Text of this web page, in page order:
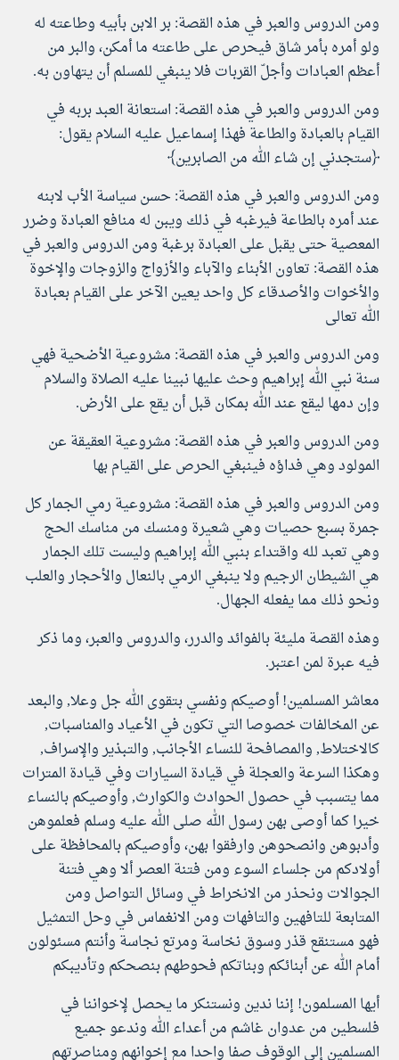
ومن الدروس والعبر في هذه القصة: بر الابن بأبيه وطاعته له
ولو أمره بأمر شاق فيحرص على طاعته ما أمكن، والبر من
أعظم العبادات وأجلّ القربات فلا ينبغي للمسلم أن يتهاون به.
ومن الدروس والعبر في هذه القصة: استعانة العبد بربه في
القيام بالعبادة والطاعة فهذا إسماعيل عليه السلام يقول:
﴿ستجدني إن شاء الله من الصابرين﴾
ومن الدروس والعبر في هذه القصة: حسن سياسة الأب لابنه
عند أمره بالطاعة فيرغبه في ذلك ويبن له منافع العبادة وضرر
المعصية حتى يقبل على العبادة برغبة ومن الدروس والعبر في
هذه القصة: تعاون الأبناء والآباء والأزواج والزوجات والإخوة
والأخوات والأصدقاء كل واحد يعين الآخر على القيام بعبادة
الله تعالى
ومن الدروس والعبر في هذه القصة: مشروعية الأضحية فهي
سنة نبي الله إبراهيم وحث عليها نبينا عليه الصلاة والسلام
وإن دمها ليقع عند الله بمكان قبل أن يقع على الأرض.
ومن الدروس والعبر في هذه القصة: مشروعية العقيقة عن
المولود وهي فداؤه فينبغي الحرص على القيام بها
ومن الدروس والعبر في هذه القصة: مشروعية رمي الجمار كل
جمرة بسبع حصيات وهي شعيرة ومنسك من مناسك الحج
وهي تعبد لله واقتداء بنبي الله إبراهيم وليست تلك الجمار
هي الشيطان الرجيم ولا ينبغي الرمي بالنعال والأحجار والعلب
ونحو ذلك مما يفعله الجهال.
وهذه القصة مليئة بالفوائد والدرر، والدروس والعبر، وما ذكر
فيه عبرة لمن اعتبر.
معاشر المسلمين! أوصيكم ونفسي بتقوى الله جل وعلا, والبعد
عن المخالفات خصوصا التي تكون في الأعياد والمناسبات,
كالاختلاط, والمصافحة للنساء الأجانب, والتبذير والإسراف,
وهكذا السرعة والعجلة في قيادة السيارات وفي قيادة المترات
مما يتسبب في حصول الحوادث والكوارث, وأوصيكم بالنساء
خيرا كما أوصى بهن رسول الله صلى الله عليه وسلم فعلموهن
وأدبوهن وانصحوهن وارفقوا بهن، وأوصيكم بالمحافظة على
أولادكم من جلساء السوء ومن فتنة العصر ألا وهي فتنة
الجوالات ونحذر من الانخراط في وسائل التواصل ومن
المتابعة للتافهين والتافهات ومن الانغماس في وحل التمثيل
فهو مستنقع قذر وسوق نخاسة ومرتع نجاسة وأنتم مسئولون
أمام الله عن أبنائكم وبناتكم فحوطهم بنصحكم وتأديبكم
أيها المسلمون! إننا ندين ونستنكر ما يحصل لإخواننا في
فلسطين من عدوان غاشم من أعداء الله وندعو جميع
المسلمين إلى الوقوف صفا واحدا مع إخوانهم ومناصرتهم